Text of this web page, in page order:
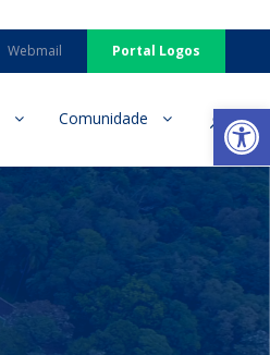
Webmail Portal Logos
Comunidade